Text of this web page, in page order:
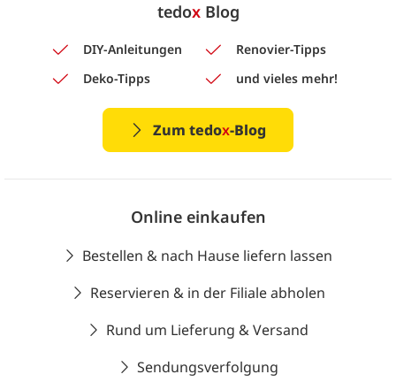
tedoxBlog
DIY-Anleitungen
Renovier-Tipps
Deko-Tipps
und vieles mehr!
Zum tedox-Blog
Online einkaufen
Bestellen & nach Hause liefern lassen
Reservieren & in der Filiale abholen
Rund um Lieferung & Versand
Sendungsverfolgung